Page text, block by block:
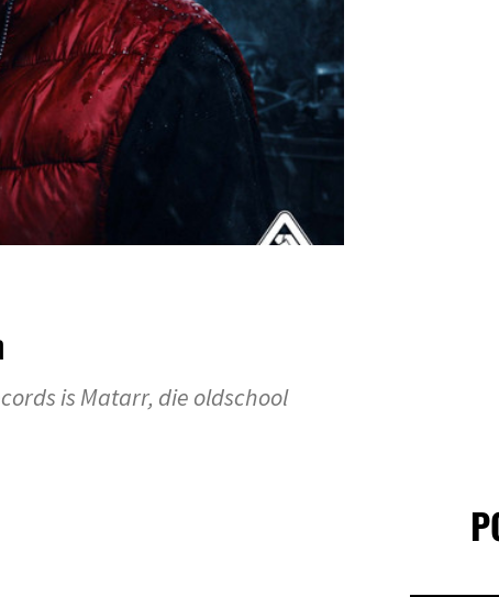
is Matarr, die oldschool